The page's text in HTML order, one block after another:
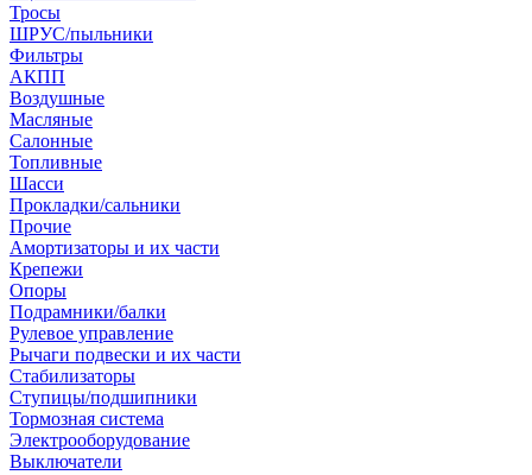
Тросы
ШРУС/пыльники
Фильтры
АКПП
Воздушные
Масляные
Салонные
Топливные
Шасси
Прокладки/сальники
Прочие
Амортизаторы и их части
Крепежи
Опоры
Подрамники/балки
Рулевое управление
Рычаги подвески и их части
Стабилизаторы
Ступицы/подшипники
Тормозная система
Электрооборудование
Выключатели